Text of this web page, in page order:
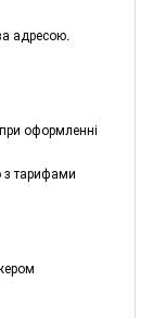
адресою.
оформленні
з тарифами